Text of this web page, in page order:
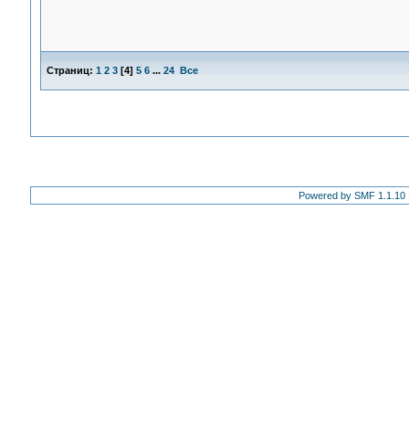
Страниц: 1 2 3[4] 5 6 ... 24 Все
Powered by SMF 1.1.10